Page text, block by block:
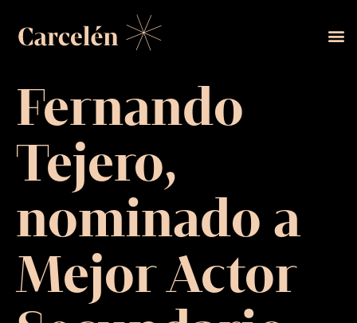
Fernando
Tejero,
nominado a
Mejor Actor